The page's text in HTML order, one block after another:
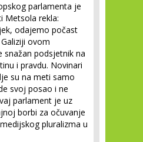
parlamenta je
Metsola rekla:
odajemo počast
ovom
snažan podsjetnik na
i pravdu. Novinari
su na meti samo
svoj posao i ne
parlament je uz
borbi za očuvanje
pluralizma u